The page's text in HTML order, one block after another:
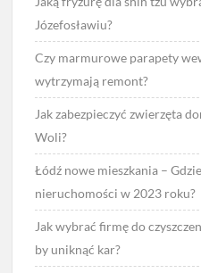
Józefosławiu?
Czy marmurowe parapety
wytrzymają remont?
Jak zabezpieczyć zwierzęta
Woli?
Łódź nowe mieszkania –
nieruchomości w 2023 roku?
Jak wybrać firmę do
by uniknąć kar?